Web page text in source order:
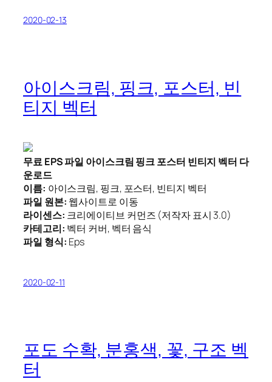
2020-02-13
아이스크림, 핑크, 포스터, 빈
티지 벡터
무료 EPS 파일 아이스크림 핑크 포스터 빈티지 벡터 다
운로드
이름: 아이스크림, 핑크, 포스터, 빈티지 벡터
파일 원본: 웹사이트로 이동
라이센스: 크리에이티브 커먼즈 (저작자 표시 3.0)
카테고리: 벡터 커버, 벡터 음식
파일 형식: Eps
2020-02-11
포도 수확, 분홍색, 꽃, 구조 벡
터